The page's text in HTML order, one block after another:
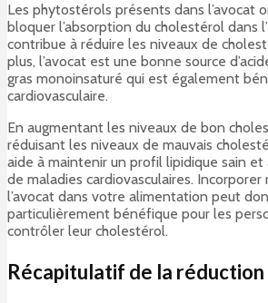
Les phytostérols présents dans l’avocat
bloquer l’absorption du cholestérol dans
contribue à réduire les niveaux de
plus, l’avocat est une bonne source
gras monoinsaturé qui est également
cardiovasculaire.
En augmentant les niveaux de bon
réduisant les niveaux de mauvais
aide à maintenir un profil lipidique sain et
de maladies cardiovasculaires.
l’avocat dans votre alimentation peut
particulièrement bénéfique pour les
contrôler leur cholestérol.
Récapitulatif de la